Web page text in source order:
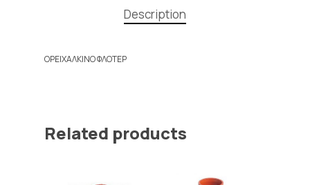
Description
ΟΡΕΙΧΑΛΚΙΝΟ ΦΛΟΤΕΡ
Related products